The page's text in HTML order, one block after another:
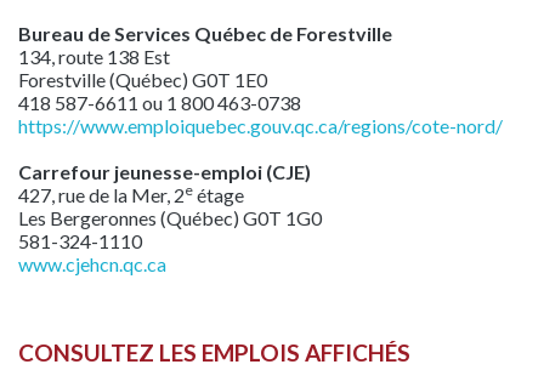
Bureau de Services Québec de Forestville
134, route 138 Est
Forestville (Québec) G0T 1E0
418 587-6611 ou 1 800 463-0738
https://www.emploiquebec.gouv.qc.ca/regions/cote-nord/
Carrefour jeunesse-emploi (CJE)
427, rue de la Mer, 2e étage
Les Bergeronnes (Québec) G0T 1G0
581-324-1110
www.cjehcn.qc.ca
CONSULTEZ LES EMPLOIS AFFICHÉS